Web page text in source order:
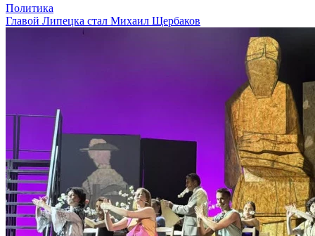
Политика
Главой Липецка стал Михаил Щербаков